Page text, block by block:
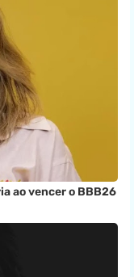
ao vencer o BBB26